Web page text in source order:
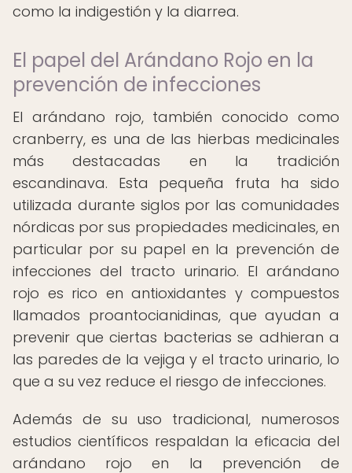
como la indigestión y la diarrea.
El papel del Arándano Rojo en la
prevención de infecciones
El arándano rojo, también conocido como
cranberry, es una de las hierbas medicinales
más destacadas en la tradición
escandinava. Esta pequeña fruta ha sido
utilizada durante siglos por las comunidades
nórdicas por sus propiedades medicinales, en
particular por su papel en la prevención de
infecciones del tracto urinario. El arándano
rojo es rico en antioxidantes y compuestos
llamados proantocianidinas, que ayudan a
prevenir que ciertas bacterias se adhieran a
las paredes de la vejiga y el tracto urinario, lo
que a su vez reduce el riesgo de infecciones.
Además de su uso tradicional, numerosos
estudios científicos respaldan la eficacia del
arándano rojo en la prevención de